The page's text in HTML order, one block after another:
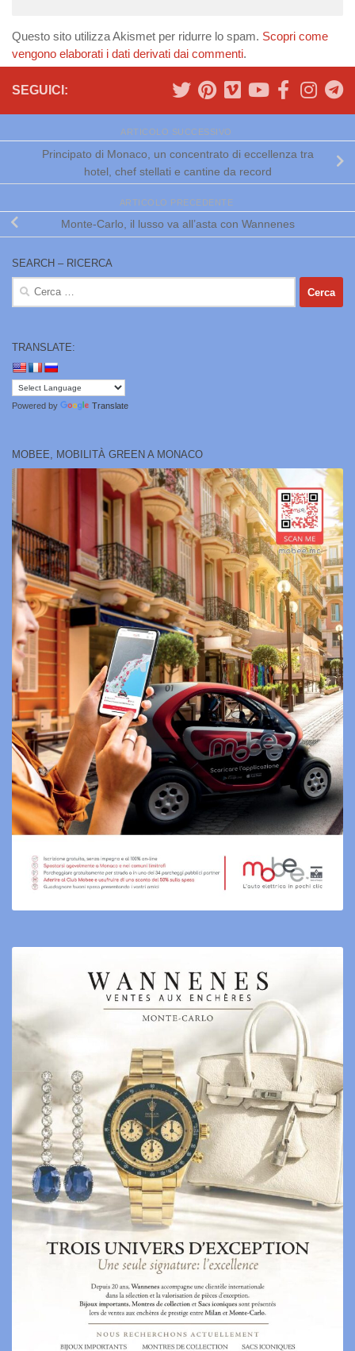
Questo sito utilizza Akismet per ridurre lo spam. Scopri come
vengono elaborati i dati derivati dai commenti.
SEGUICI:
ARTICOLO SUCCESSIVO
Principato di Monaco, un concentrato di eccellenza tra
hotel, chef stellati e cantine da record
ARTICOLO PRECEDENTE
Monte-Carlo, il lusso va all’asta con Wannenes
SEARCH – RICERCA
Ricerca
TRANSLATE:
Powered by Translate
MOBEE, MOBILITÀ GREEN A MONACO